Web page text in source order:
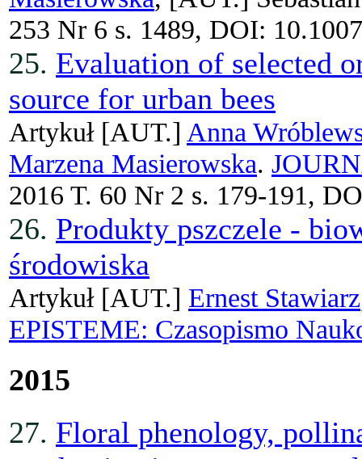
253 Nr 6 s. 1489, DOI:
25. Evaluation of selected
source for urban bees
Artykuł[AUT.] Anna
Marzena Masierowska.
2016 T. 60 Nr 2 s. 179-191,
26. Produkty pszczele -
środowiska
Artykuł[AUT.] Ernest Stawiarz
EPISTEME: Czasopismo
2015
27. Floral phenology,